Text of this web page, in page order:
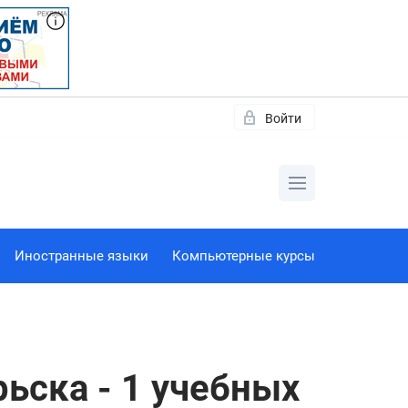
Войти
Иностранные языки Компьютерные курсы
- 1 учебных